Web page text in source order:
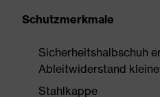
Schutzmerkmale
Sicherheitshalbschuh
Ableitwiderstand
Stahlkappe